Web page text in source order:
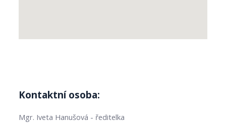
Kontaktní osoba:
Mgr. Iveta Hanušová - ředitelka